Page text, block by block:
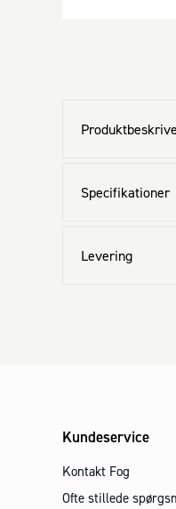
Specifikationer
Levering
Kundeservice
Kontakt Fog
Ofte stillede